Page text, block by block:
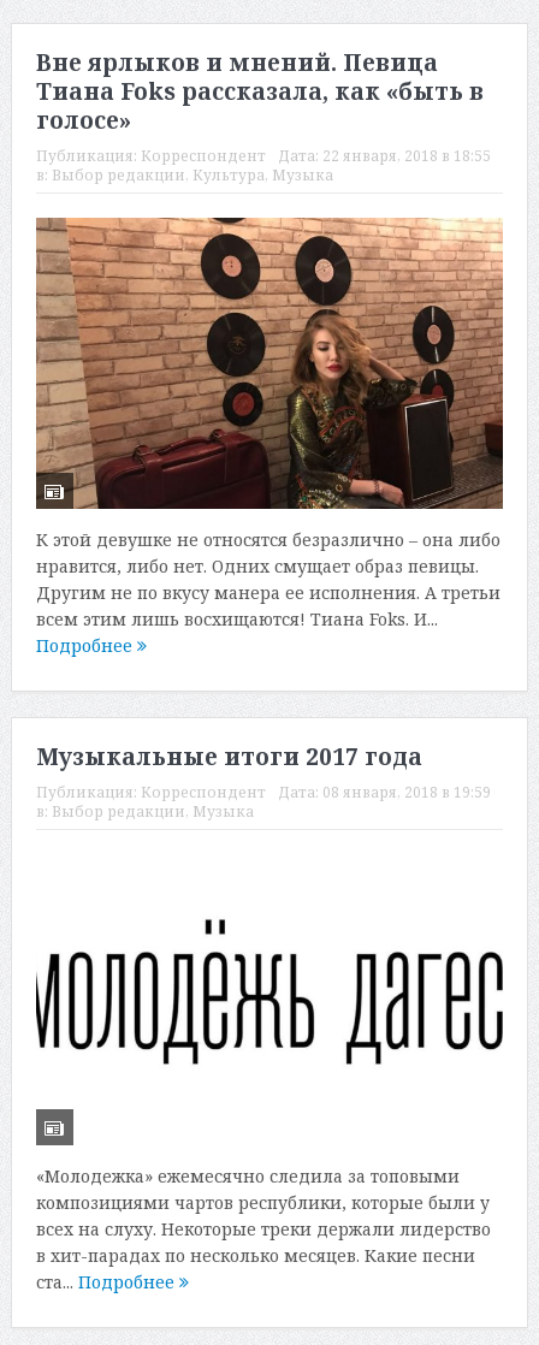
Вне ярлыков и мнений. Певица
Тиана Foks рассказала, как «быть в
голосе»
Публикация: Корреспондент Дата: 22 января, 2018 в 18:55
в: Выбор редакции, Культура, Музыка
К этой девушке не относятся безразлично – она либо
нравится, либо нет. Одних смущает образ певицы.
Другим не по вкусу манера ее исполнения. А третьи
всем этим лишь восхищаются! Тиана Foks. И...
Подробнее
Музыкальные итоги 2017 года
Публикация: Корреспондент Дата: 08 января, 2018 в 19:59
в: Выбор редакции, Музыка
«Молодежка» ежемесячно следила за топовыми
композициями чартов республики, которые были у
всех на слуху. Некоторые треки держали лидерство
в хит-парадах по несколько месяцев. Какие песни
ста... Подробнее